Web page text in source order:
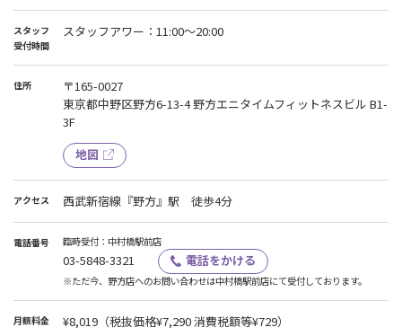
スタッフ
受付時間
スタッフアワー：11:00～20:00
住所
〒165-0027
東京都中野区野方6-13-4 野方エニタイムフィットネスビル B1-
3F
地図
アクセス 西武新宿線『野方』駅 徒歩4分
電話番号 臨時受付：中村橋駅前店
03-5848-3321 電話をかける
※ただ今、野方店へのお問い合わせは中村橋駅前店にて受付しております。
月額料金 ¥8,019 （税抜価格¥7,290 消費税額等¥729）